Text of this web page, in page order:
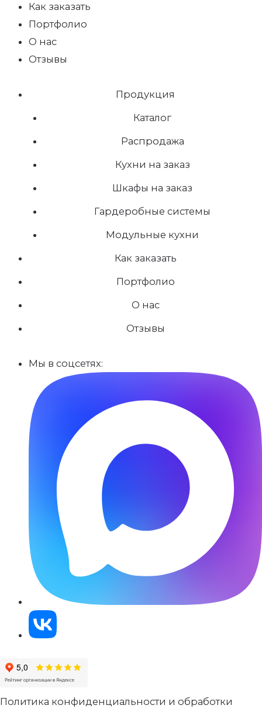
Как заказать
Портфолио
О нас
Отзывы
Продукция
Каталог
Распродажа
Кухни на заказ
Шкафы на заказ
Гардеробные системы
Модульные кухни
Как заказать
Портфолио
О нас
Отзывы
Мы в соцсетях:
Политика конфиденциальности и обработки